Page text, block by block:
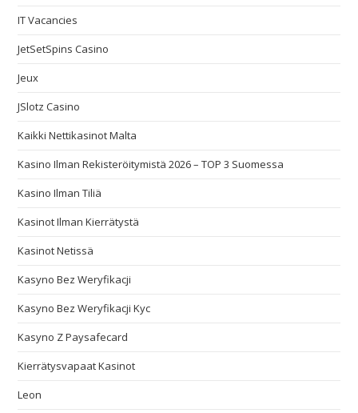
IT Vacancies
JetSetSpins Casino
Jeux
JSlotz Casino
Kaikki Nettikasinot Malta
Kasino Ilman Rekisteröitymistä 2026 – TOP 3 Suomessa
Kasino Ilman Tiliä
Kasinot Ilman Kierrätystä
Kasinot Netissä
Kasyno Bez Weryfikacji
Kasyno Bez Weryfikacji Kyc
Kasyno Z Paysafecard
Kierrätysvapaat Kasinot
Leon